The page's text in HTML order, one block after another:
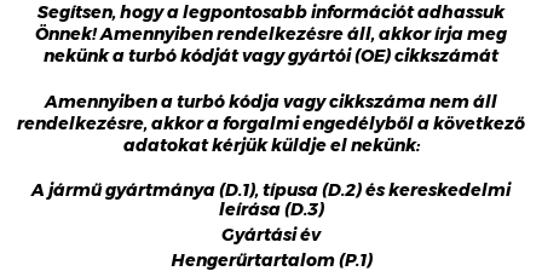
Segítsen, hogy a legpontosabb információt adhassuk
Önnek! Amennyiben rendelkezésre áll, akkor írja meg
nekünk a turbó kódját vagy gyártói (OE) cikkszámát
Amennyiben a turbó kódja vagy cikkszáma nem áll
rendelkezésre, akkor a forgalmi engedélyből a következő
adatokat kérjük küldje el nekünk:
A jármű gyártmánya (D.1), típusa (D.2) és kereskedelmi
leírása (D.3)
Gyártási év
Hengerűrtartalom (P.1)